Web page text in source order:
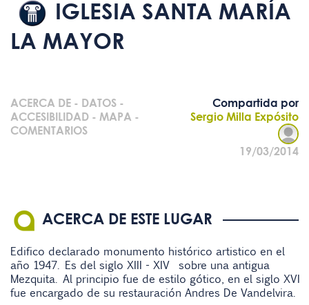
IGLESIA SANTA MARÍA
LA MAYOR
ACERCA DE - DATOS -
ACCESIBILIDAD - MAPA -
COMENTARIOS
Compartida por
Sergio Milla Expósito
19/03/2014
ACERCA DE ESTE LUGAR
Edifico declarado monumento histórico artistico en el
año 1947. Es del siglo XIII - XIV sobre una antigua
Mezquita. Al principio fue de estilo gótico, en el siglo XVI
fue encargado de su restauración Andres De Vandelvira.